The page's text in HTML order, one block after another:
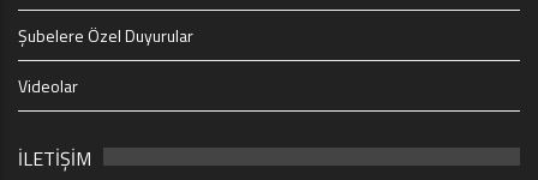
Şubelere Özel Duyurular
Videolar
İLETİŞİM